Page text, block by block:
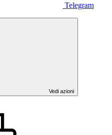
Telegram
Vedi azioni